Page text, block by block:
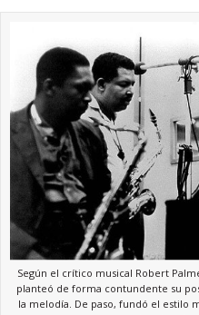
Según el crítico musical Robert
planteó de forma contundente su
la melodía. De paso, fundó el estilo